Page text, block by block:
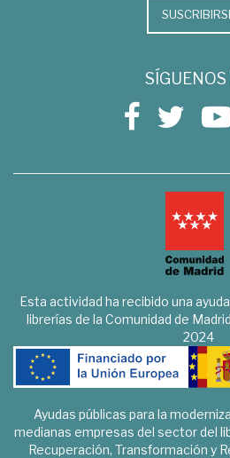
SÍGUENOS
Esta actividad ha recibido una
librerías de la Comunidad de
2024
Ayudas públicas para la
medianas empresas del sector del
Recuperación, Transformación y